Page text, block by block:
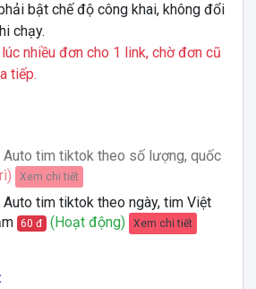
bật chế độ công khai, không đổi
chạy.
nhiều đơn cho 1 link, chờ đơn cũ
tiếp.
Auto tim tiktok theo số lượng, quốc
Xem chi tiết
Auto tim tiktok theo ngày, tim Việt
60 đ (Hoạt động) Xem chi tiết